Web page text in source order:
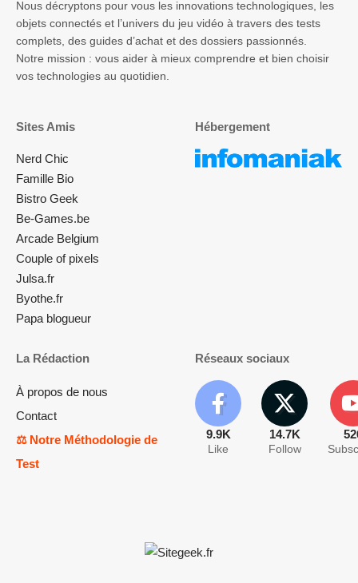
Nous décryptons pour vous les innovations technologiques, les
objets connectés et l’univers du jeu vidéo à travers des tests
complets, des guides d’achat et des dossiers passionnés.
Notre mission : vous aider à mieux comprendre et bien choisir
vos technologies au quotidien.
Sites Amis
Nerd Chic
Famille Bio
Bistro Geek
Be-Games.be
Arcade Belgium
Couple of pixels
Julsa.fr
Byothe.fr
Papa blogueur
Hébergement
La Rédaction
À propos de nous
Contact
⚖️ Notre Méthodologie de
Test
Réseaux sociaux
9.9K
Like
14.7K
Follow